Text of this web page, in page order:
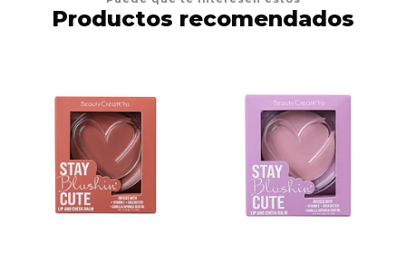
Productos recomendados